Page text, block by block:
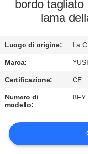
CONTROLLO
CONTATTICI
RICHIEDA
UNA
CITAZIONE
bordo tagliato
lama
Luogo di origine: La
Marca:
Certificazione: CE
Numero di
modello:
BFY